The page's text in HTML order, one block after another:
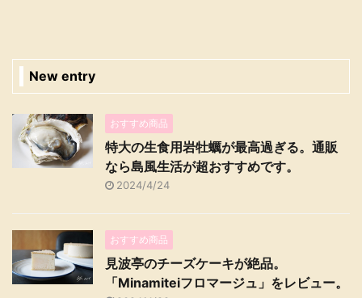
New entry
おすすめ商品
特大の生食用岩牡蠣が最高過ぎる。通販
なら島風生活が超おすすめです。
2024/4/24
おすすめ商品
見波亭のチーズケーキが絶品。
「Minamiteiフロマージュ」をレビュー。